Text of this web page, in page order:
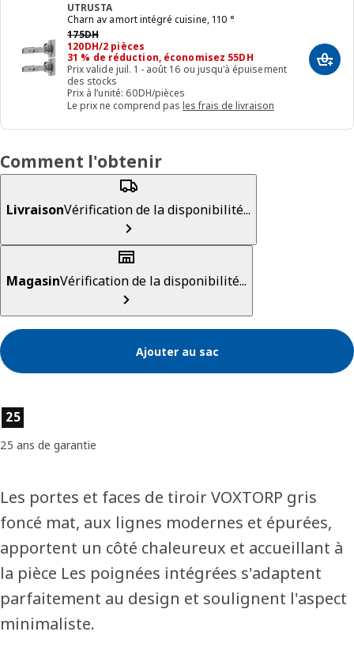
UTRUSTA
Charn av amort intégré cuisine, 110 °
175DH
Prix précédent 175DH
120DH/2 pièces
120DH/2 pièces
31 % de réduction, économisez 55DH
Prix valide juil. 1 - août 16 ou jusqu'à épuisement
des stocks
Prix à l’unité: 60DH/pièces
Le prix ne comprend pas les frais de livraison
Comment l'obtenir
LivraisonVérification de la disponibilité...
MagasinVérification de la disponibilité...
Ajouter au sac
Caractéristiques du produit
25
25 ans de garantie
Les portes et faces de tiroir VOXTORP gris
foncé mat, aux lignes modernes et épurées,
apportent un côté chaleureux et accueillant à
la pièce Les poignées intégrées s'adaptent
parfaitement au design et soulignent l'aspect
minimaliste.